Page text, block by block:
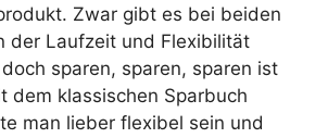
Zwar gibt es bei beiden
der Laufzeit und Flexibilität
sparen, sparen, sparen ist
dem klassischen Sparbuch
man lieber flexibel sein und